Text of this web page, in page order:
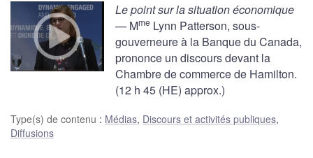
Le point sur la situation économique
— Mme Lynn Patterson, sous-
gouverneure à la Banque du Canada,
prononce un discours devant la
Chambre de commerce de Hamilton.
(12 h 45 (HE) approx.)
Type(s) de contenu : Médias, Discours et activités publiques,
Diffusions